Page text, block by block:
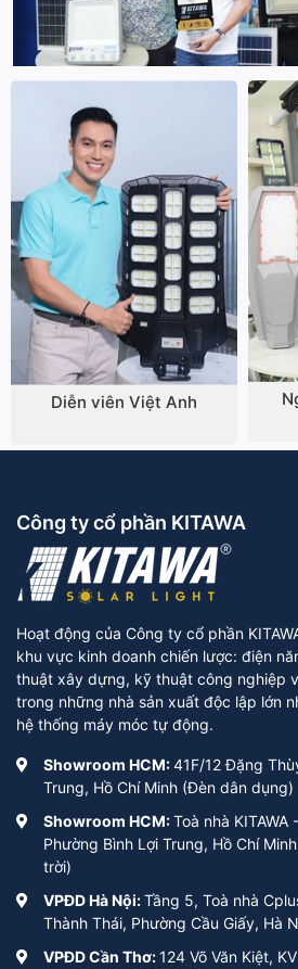
Diễn viên Việt Anh
Công ty cổ phần KITAWA
Hoạt động của Công ty cổ phần
khu vực kinh doanh chiến lược: điện
thuật xây dựng, kỹ thuật công nghiệp
trong những nhà sản xuất độc lập lớn
hệ thống máy móc tự động.
Showroom HCM:41F/12 Đặng
Trung, Hồ Chí Minh (Đèn dân dụng)
Showroom HCM:Toà nhà KITAWA
Phường Bình Lợi Trung, Hồ Chí
trời)
VPĐD Hà Nội:Tầng 5, Toà nhà
Thành Thái, Phường Cầu Giấy, Hà
VPĐD Cần Thơ:124 Võ Văn Kiệt,